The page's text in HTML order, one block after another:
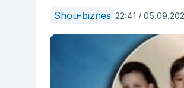
Shou-biznes 22:41 /